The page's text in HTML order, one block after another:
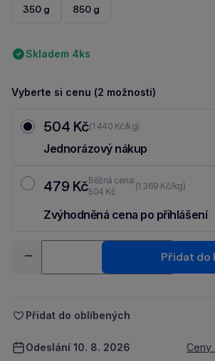
350 g 850 g
Skladem 4ks
Vyberte si cenu (2 možnosti)
504 Kč(1 440 Kč/kg)
Jednorázový nákup
479 KčBěžná cena:
504 Kč
(1 369 Kč/kg)
Zvýhodněná cena po přihlášení
-
+
Přidat do
Přidat do oblíbených
Odeslání 10. 8. 2026 Ceny